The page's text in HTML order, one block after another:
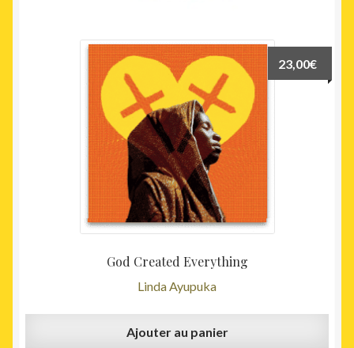
God Created Everything
Linda Ayupuka
23,00€
Ajouter au panier